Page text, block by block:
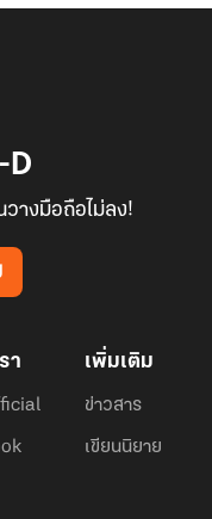
D
างมือถือไม่ลง!
า เพิ่มเติม
ข่าวสาร
เขียนนิยาย